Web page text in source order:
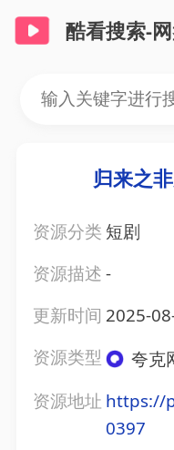
酷看搜索-
归来之
资源分类 短剧
资源描述-
更新时间 2025-
资源类型
夸克
资源地址 https://
0397